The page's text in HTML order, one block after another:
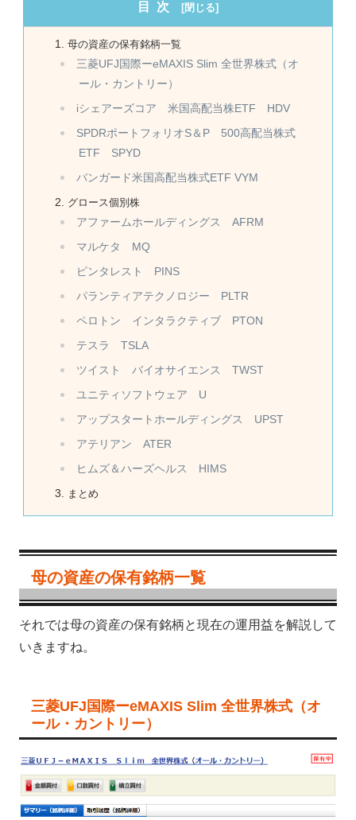
目次
母の資産の保有銘柄一覧
三菱UFJ国際ーeMAXIS Slim 全世界株式（オ
ール・カントリー）
iシェアーズコア 米国高配当株ETF HDV
SPDRポートフォリオS＆P 500高配当株式
ETF SPYD
バンガード米国高配当株式ETF VYM
グロース個別株
アファームホールディングス AFRM
マルケタ MQ
ピンタレスト PINS
パランティアテクノロジー PLTR
ペロトン インタラクティブ PTON
テスラ TSLA
ツイスト バイオサイエンス TWST
ユニティソフトウェア U
アップスタートホールディングス UPST
アテリアン ATER
ヒムズ＆ハーズヘルス HIMS
まとめ
母の資産の保有銘柄一覧
それでは母の資産の保有銘柄と現在の運用益を解説して
いきますね。
三菱UFJ国際ーeMAXIS Slim 全世界株式（オ
ール・カントリー）